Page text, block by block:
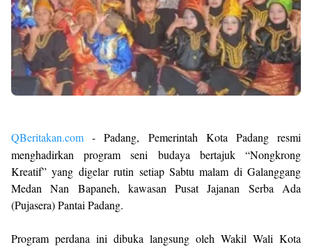
QBeritakan.com - Padang, Pemerintah Kota Padang resmi
menghadirkan program seni budaya bertajuk “Nongkrong
Kreatif” yang digelar rutin setiap Sabtu malam di Galanggang
Medan Nan Bapaneh, kawasan Pusat Jajanan Serba Ada
(Pujasera) Pantai Padang.
Program perdana ini dibuka langsung oleh Wakil Wali Kota